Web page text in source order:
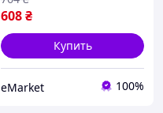
608₴
Купить
eMarket 100%